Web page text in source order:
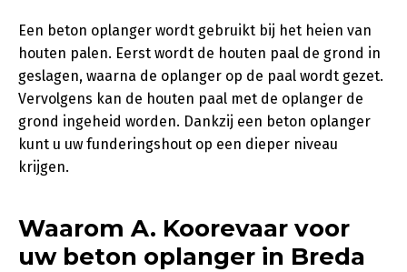
Een beton oplanger wordt gebruikt bij het heien van
houten palen. Eerst wordt de houten paal de grond in
geslagen, waarna de oplanger op de paal wordt gezet.
Vervolgens kan de houten paal met de oplanger de
grond ingeheid worden. Dankzij een beton oplanger
kunt u uw funderingshout op een dieper niveau
krijgen.
Waarom A. Koorevaar voor
uw beton oplanger in Breda